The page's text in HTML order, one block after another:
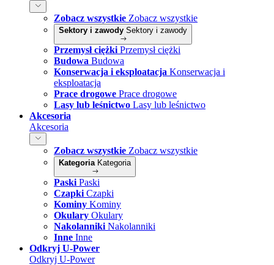
Zobacz wszystkie Zobacz wszystkie
Sektory i zawody Sektory i zawody
Przemysł ciężki Przemysł ciężki
Budowa Budowa
Konserwacja i eksploatacja Konserwacja i
eksploatacja
Prace drogowe Prace drogowe
Lasy lub leśnictwo Lasy lub leśnictwo
Akcesoria
Akcesoria
Zobacz wszystkie Zobacz wszystkie
Kategoria Kategoria
Paski Paski
Czapki Czapki
Kominy Kominy
Okulary Okulary
Nakolanniki Nakolanniki
Inne Inne
Odkryj U-Power
Odkryj U-Power